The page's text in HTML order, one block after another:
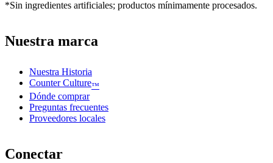
*Sin ingredientes artificiales; productos mínimamente procesados.
Nuestra marca
Nuestra Historia
Counter Culture™
Dónde comprar
Preguntas frecuentes
Proveedores locales
Conectar